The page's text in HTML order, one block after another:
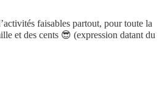
faisables partout, pour toute la
et des cents 😎 (expression datant du